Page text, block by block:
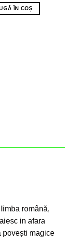
ÎN COȘ
română,
in afara
povești magice